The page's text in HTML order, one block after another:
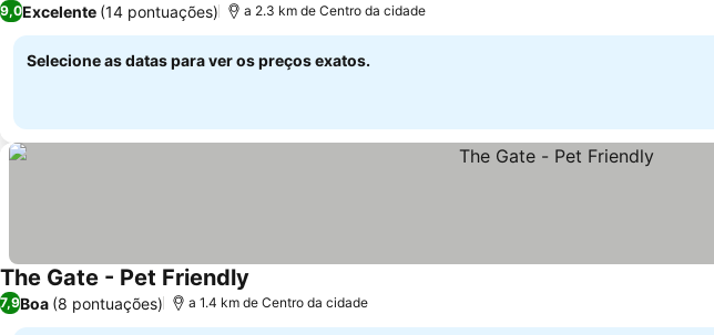
9,0Excelente (14 pontuações) a 2.3 km de Centro da cidade
Selecione as datas para ver os preços exatos.
The Gate - Pet Friendly
7,9Boa (8 pontuações) a 1.4 km de Centro da cidade